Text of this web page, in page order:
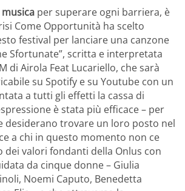
musica per superare ogni barriera, è
Come Opportunità ha scelto
festival per lanciare una canzone
Sfortunate”, scritta e interpretata
di Airola Feat Lucariello, che sarà
su Spotify e su Youtube con un
a tutti gli effetti la cassa di
è stata più efficace – per
desiderano trovare un loro posto nel
a chi in questo momento non ce
dei valori fondanti della Onlus con
da cinque donne – Giulia
Noemi Caputo, Benedetta